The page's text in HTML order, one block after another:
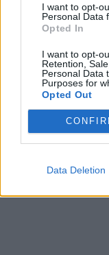
I want to opt-
Personal Data
Opted In
I want to opt-
Retention,
Personal Data
Purposes for
Opted Out
Data Deletion